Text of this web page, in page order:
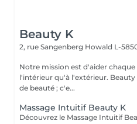
Beauty K
2, rue Sangenberg Howald L-
Notre mission est d'aider
l'intérieur qu'à l'extérieur.
de beauté ; c'e...
Massage Intuitif Beauty K